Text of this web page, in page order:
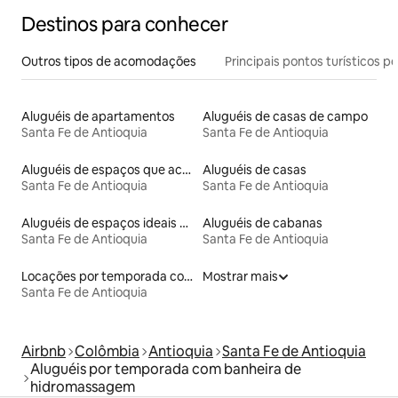
Destinos para conhecer
Outros tipos de acomodações Principais pontos turísticos
Aluguéis de apartamentos
Santa Fe de Antioquia
Aluguéis de casas de campo
Santa Fe de Antioquia
Aluguéis de espaços que aceitam animais de estimação
Santa Fe de Antioquia
Aluguéis de casas
Santa Fe de Antioquia
Aluguéis de espaços ideais para famílias
Santa Fe de Antioquia
Aluguéis de cabanas
Santa Fe de Antioquia
Locações por temporada com piscina
Santa Fe de Antioquia
Mostrar mais
Airbnb Colômbia Antioquia Santa Fe de Antioquia
Aluguéis por temporada com banheira de
hidromassagem